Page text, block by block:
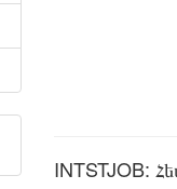
INTSTJOB: